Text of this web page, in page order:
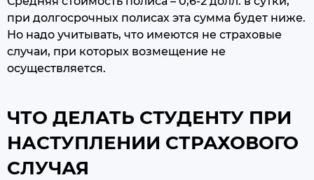
при долгосрочных полисах эта сумма будет ниже.
Но надо учитывать, что имеются не страховые
случаи, при которых возмещение не
осуществляется.
ЧТО ДЕЛАТЬ СТУДЕНТУ ПРИ
НАСТУПЛЕНИИ СТРАХОВОГО
СЛУЧАЯ